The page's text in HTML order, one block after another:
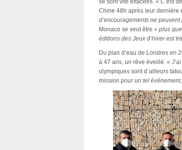
se sont vite effacées. « C’est
Chine 48h après leur dernière
d’encouragements ne
Monaco se veut être « plus
éditions des Jeux d’hiver est
Du plan d’eau de Londres en
à 47 ans, un rêve éveillé. «
olympiques sont d’ailleurs
mission pour un tel